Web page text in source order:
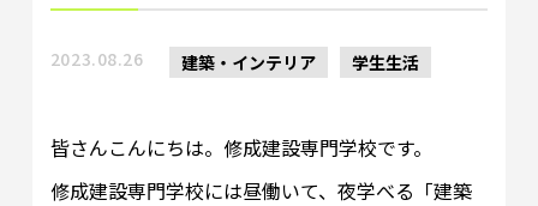
2023.08.26 建築・インテリア 学生生活
皆さんこんにちは。修成建設専門学校です。
修成建設専門学校には昼働いて、夜学べる「建築